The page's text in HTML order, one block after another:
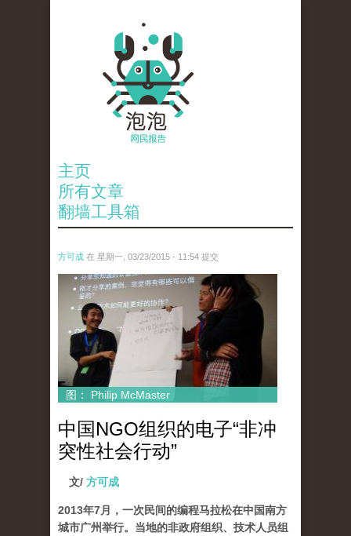
主页
所有文章
翻墙工具箱
方可成 在 星期一, 03/23/2015 - 11:54 提交
10867753123_42f4e49b34_z.jpg
图： Philip McMaster
中国NGO组织的电子“非冲
突性社会行动”
文/ 方可成
2013年7月，一次民间的编程马拉松在中国南方
城市广州举行。当地的非政府组织、技术人员组